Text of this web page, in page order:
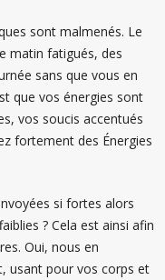
sont malmenés. Le
matin fatigués, des
sans que vous en
que vos énergies sont
vos soucis accentués
fortement des Énergies
si fortes alors
? Cela est ainsi afin
Oui, nous en
usant pour vos corps et